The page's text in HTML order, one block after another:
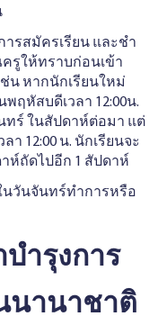
ารสมัครเรียน และชํา
รูให้ทราบก่อนเข้า
ช่น หากนักเรียนใหม่
ฤหัสบดีเวลา 12:00น.
ทร์ ในสัปดาห์ต่อมา แต่
12:00 น. นักเรียนจะ
ห์ถัดไปอีก 1 สัปดาห์
นวันจันทร์ทําการหรือ
ารุงการ
นานาชาติ